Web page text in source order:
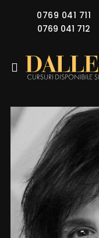
0769 041 711
0769 041 712